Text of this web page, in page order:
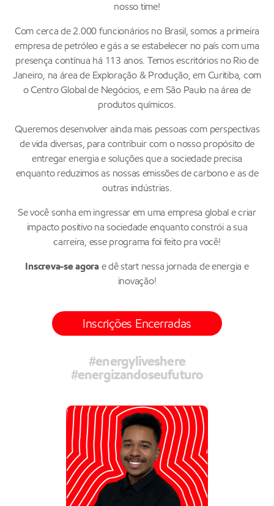
nosso time!
Com cerca de 2.000 funcionários no Brasil, somos a primeira
empresa de petróleo e gás a se estabelecer no país com uma
presença contínua há 113 anos. Temos escritórios no Rio de
Janeiro, na área de Exploração & Produção, em Curitiba, com
o Centro Global de Negócios, e em São Paulo na área de
produtos químicos.
Queremos desenvolver ainda mais pessoas com perspectivas
de vida diversas, para contribuir com o nosso propósito de
entregar energia e soluções que a sociedade precisa
enquanto reduzimos as nossas emissões de carbono e as de
outras indústrias.
Se você sonha em ingressar em uma empresa global e criar
impacto positivo na sociedade enquanto constrói a sua
carreira, esse programa foi feito pra você!
Inscreva-se agorae dê start nessa jornada de energia e
inovação!
Inscrições Encerradas
#energyliveshere
#energizandoseufuturo